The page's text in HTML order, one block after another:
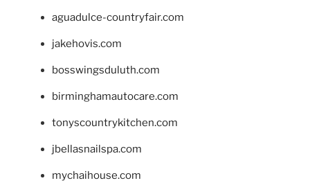
aguadulce-countryfair.com
jakehovis.com
bosswingsduluth.com
birminghamautocare.com
tonyscountrykitchen.com
jbellasnailspa.com
mychaihouse.com